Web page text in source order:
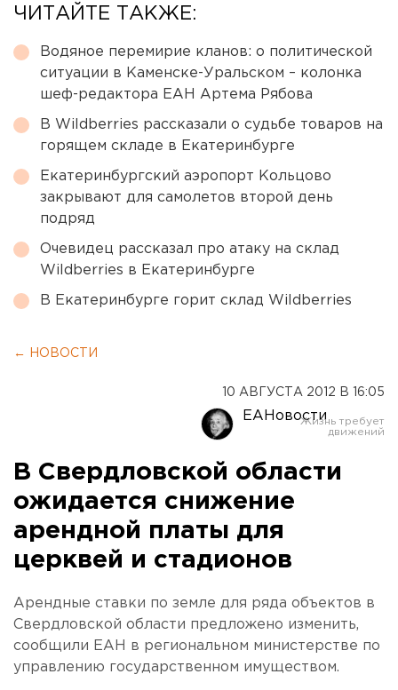
ЧИТАЙТЕ ТАКЖЕ:
Водяное перемирие кланов: о политической
ситуации в Каменске-Уральском – колонка
шеф-редактора ЕАН Артема Рябова
В Wildberries рассказали о судьбе товаров на
горящем складе в Екатеринбурге
Екатеринбургский аэропорт Кольцово
закрывают для самолетов второй день
подряд
Очевидец рассказал про атаку на склад
Wildberries в Екатеринбурге
В Екатеринбурге горит склад Wildberries
← НОВОСТИ
10 АВГУСТА 2012 В 16:05
ЕАНовости
В Свердловской области
ожидается снижение
арендной платы для
церквей и стадионов
Арендные ставки по земле для ряда объектов в
Свердловской области предложено изменить,
сообщили ЕАН в региональном министерстве по
управлению государственном имуществом.